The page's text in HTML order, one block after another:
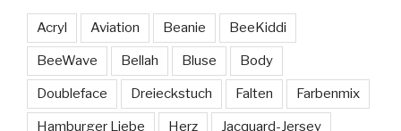
Acryl Aviation Beanie BeeKiddi
BeeWave Bellah Bluse Body
Doubleface Dreieckstuch Falten Farbenmix
Hamburger Liebe Herz Jacquard-Jersey